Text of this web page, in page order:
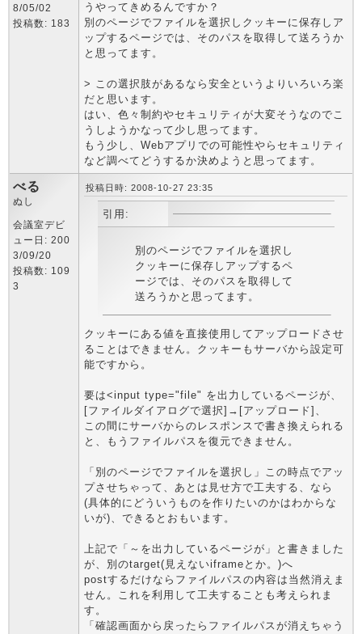
8/05/02
投稿数: 183
うやってきめるんですか？
別のページでファイルを選択しクッキーに保存しア
ップするページでは、そのパスを取得して送ろうか
と思ってます。
> この選択肢があるなら安全というよりいろいろ楽
だと思います。
はい、色々制約やセキュリティが大変そうなのでこ
うしようかなって少し思ってます。
もう少し、Webアプリでの可能性やらセキュリティ
など調べてどうするか決めようと思ってます。
べる
ぬし
会議室デビ
ュー日: 200
3/09/20
投稿数: 109
3
投稿日時: 2008-10-27 23:35
引用:
別のページでファイルを選択し
クッキーに保存しアップするペ
ージでは、そのパスを取得して
送ろうかと思ってます。
クッキーにある値を直接使用してアップロードさせ
ることはできません。クッキーもサーバから設定可
能ですから。
要は<input type="file" を出力しているページが、
[ファイルダイアログで選択]→[アップロード]、
この間にサーバからのレスポンスで書き換えられる
と、もうファイルパスを復元できません。
「別のページでファイルを選択し」この時点でアッ
プさせちゃって、あとは見せ方で工夫する、なら
(具体的にどういうものを作りたいのかはわからな
いが)、できるとおもいます。
上記で「～を出力しているページが」と書きました
が、別のtarget(見えないiframeとか。)へ
postするだけならファイルパスの内容は当然消えま
せん。これを利用して工夫することも考えられま
す。
「確認画面から戻ったらファイルパスが消えちゃう